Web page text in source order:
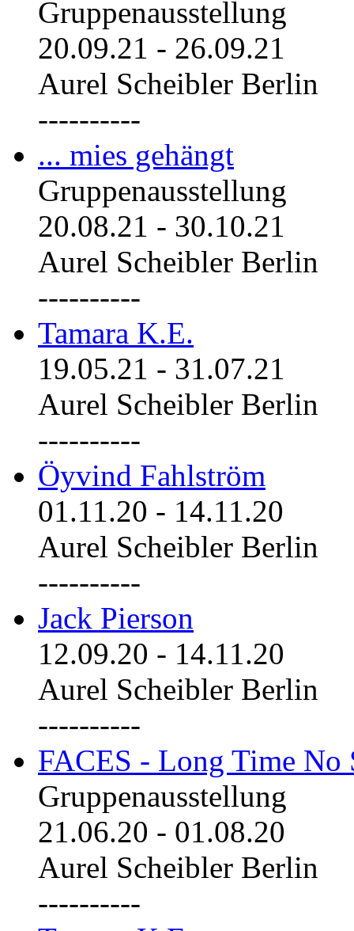
Gruppenausstellung
20.09.21 - 26.09.21
Aurel Scheibler Berlin
----------
... mies gehängt
Gruppenausstellung
20.08.21 - 30.10.21
Aurel Scheibler Berlin
----------
Tamara K.E.
19.05.21 - 31.07.21
Aurel Scheibler Berlin
----------
Öyvind Fahlström
01.11.20 - 14.11.20
Aurel Scheibler Berlin
----------
Jack Pierson
12.09.20 - 14.11.20
Aurel Scheibler Berlin
----------
FACES - Long Time No
Gruppenausstellung
21.06.20 - 01.08.20
Aurel Scheibler Berlin
----------